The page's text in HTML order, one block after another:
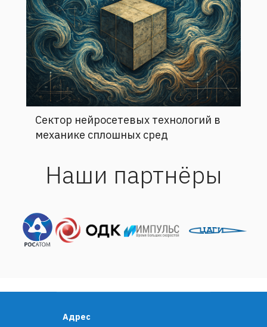
Сектор нейросетевых технологий в
механике сплошных сред
Наши партнёры
Адрес